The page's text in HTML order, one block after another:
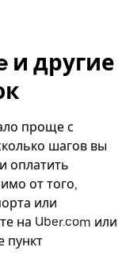
и другие
проще с
шагов вы
оплатить
от того,
или
на Uber.com или
пункт